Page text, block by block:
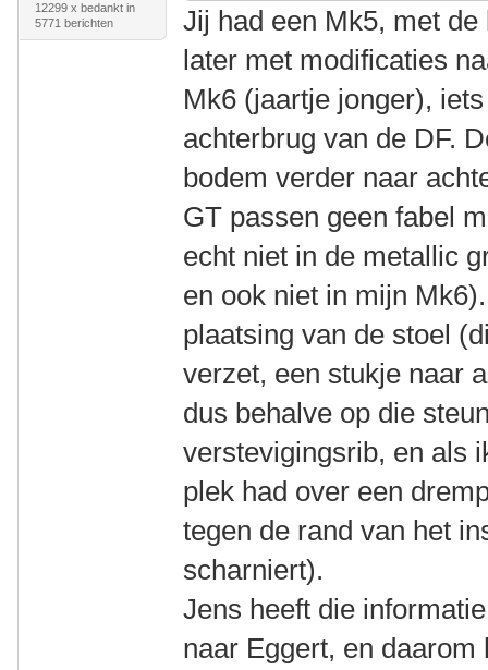
12299 x bedankt in
5771 berichten
Jij had een Mk5, met
later met modificaties
Mk6 (jaartje jonger),
achterbrug van de DF.
bodem verder naar
GT passen geen fabel
echt niet in de metallic
en ook niet in mijn
plaatsing van de stoel
verzet, een stukje naar
dus behalve op die
verstevigingsrib, en als
plek had over een
tegen de rand van het
scharniert).
Jens heeft die
naar Eggert, en